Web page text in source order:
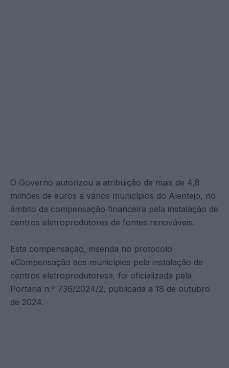
O Governo autorizou a atribuição de mais de 4,8
milhões de euros a vários municípios do Alentejo, no
âmbito da compensação financeira pela instalação de
centros eletroprodutores de fontes renováveis.
Esta compensação, inserida no protocolo
«Compensação aos municípios pela instalação de
centros eletroprodutores», foi oficializada pela
Portaria n.º 736/2024/2, publicada a 18 de outubro
de 2024.